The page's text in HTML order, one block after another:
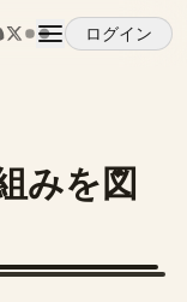
ログイン
みを図